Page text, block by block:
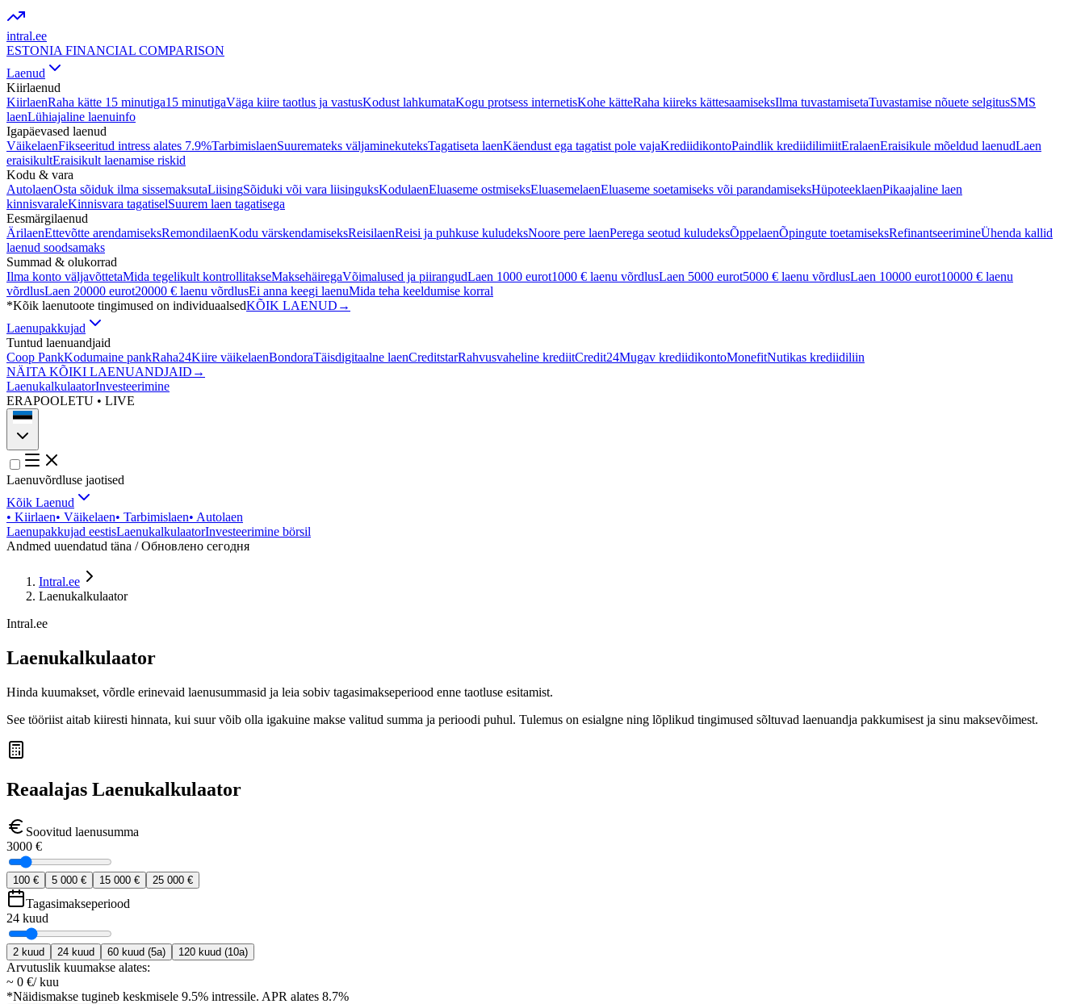
intral.ee
ESTONIA FINANCIAL COMPARISON
Laenud
Kiirlaenud
KiirlaenRaha kätte 15 minutiga15 minutigaVäga kiire taotlus ja vastusKodust lahkumataKogu protsess internetisKohe kätteRaha kiireks kättesaamiseksIlma tuvastamisetaTuvastamise nõuete selgitusSMS
laenLühiajaline laenuinfo
Igapäevased laenud
VäikelaenFikseeritud intress alates 7.9%TarbimislaenSuuremateks väljaminekuteksTagatiseta laenKäendust ega tagatist pole vajaKrediidikontoPaindlik krediidilimiitEralaenEraisikule mõeldud laenudLaen
eraisikultEraisikult laenamise riskid
Kodu & vara
AutolaenOsta sõiduk ilma sissemaksutaLiisingSõiduki või vara liisinguksKodulaenEluaseme ostmiseksEluasemelaenEluaseme soetamiseks või parandamiseksHüpoteeklaenPikaajaline laen
kinnisvaraleKinnisvara tagatiselSuurem laen tagatisega
Eesmärgilaenud
ÄrilaenEttevõtte arendamiseksRemondilaenKodu värskendamiseksReisilaenReisi ja puhkuse kuludeksNoore pere laenPerega seotud kuludeksÕppelaenÕpingute toetamiseksRefinantseerimineÜhenda kallid
laenud soodsamaks
Summad & olukorrad
Ilma konto väljavõttetaMida tegelikult kontrollitakseMaksehäiregaVõimalused ja piirangudLaen 1000 eurot1000 € laenu võrdlusLaen 5000 eurot5000 € laenu võrdlusLaen 10000 eurot10000 € laenu
võrdlusLaen 20000 eurot20000 € laenu võrdlusEi anna keegi laenuMida teha keeldumise korral
*Kõik laenutoote tingimused on individuaalsedKÕIK LAENUD →
Laenupakkujad
Tuntud laenuandjaid
Coop PankKodumaine pankRaha24Kiire väikelaenBondoraTäisdigitaalne laenCreditstarRahvusvaheline krediitCredit24Mugav krediidikontoMonefitNutikas krediidiliin
NÄITA KÕIKI LAENUANDJAID →
LaenukalkulaatorInvesteerimine
ERAPOOLETU • LIVE
Laenuvõrdluse jaotised
Kõik Laenud
• Kiirlaen• Väikelaen• Tarbimislaen• Autolaen
Laenupakkujad eestisLaenukalkulaatorInvesteerimine börsil
Andmed uuendatud täna / Обновлено сегодня
Intral.ee
Laenukalkulaator
Intral.ee
Laenukalkulaator
Hinda kuumakset, võrdle erinevaid laenusummasid ja leia sobiv tagasimakseperiood enne taotluse esitamist.
See tööriist aitab kiiresti hinnata, kui suur võib olla igakuine makse valitud summa ja perioodi puhul. Tulemus on esialgne ning lõplikud tingimused sõltuvad laenuandja pakkumisest ja sinu maksevõimest.
Reaalajas Laenukalkulaator
Soovitud laenusumma
3000 €
100 € 5 000 € 15 000 € 25 000 €
Tagasimakseperiood
24 kuud
2 kuud 24 kuud 60 kuud (5a) 120 kuud (10a)
Arvutuslik kuumakse alates:
~ 0 €/kuu
*Näidismakse tugineb keskmisele 9.5% intressile. APR alates 8.7%